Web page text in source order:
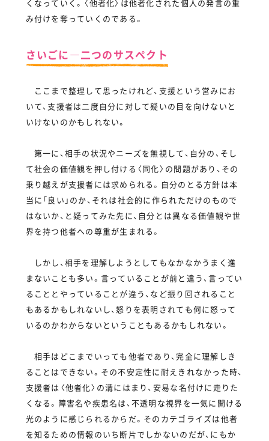
くなっていく。〈他者化〉は他者化された個人の発言の重
み付けを奪っていくのである。
さいごに―二つのサスペクト
ここまで整理して思ったけれど、支援という営みにお
いて、支援者は二度自分に対して疑いの目を向けないと
いけないのかもしれない。
第一に、相手の状況やニーズを無視して、自分の、そし
て社会の価値観を押し付ける〈同化〉の問題があり、その
乗り越えが支援者には求められる。自分のとる方針は本
当に「良い」のか、それは社会的に作られただけのもので
はないか、と疑ってみた先に、自分とは異なる価値観や世
界を持つ他者への尊重が生まれる。
しかし、相手を理解しようとしてもなかなかうまく進
まないことも多い。言っていることが前と違う、言ってい
ることとやっていることが違う、など振り回されること
もあるかもしれないし、怒りを表明されても何に怒って
いるのかわからないということもあるかもしれない。
相手はどこまでいっても他者であり、完全に理解しき
ることはできない。その不安定性に耐えきれなかった時、
支援者は〈他者化〉の溝にはまり、安易な名付けに走りた
くなる。障害名や疾患名は、不透明な視界を一気に開ける
光のように感じられるからだ。そのカテゴライズは他者
を知るための情報のいち断片でしかないのだが、にもか